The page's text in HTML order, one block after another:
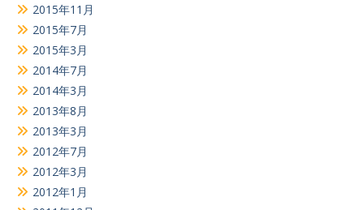
2015年11月
2015年7月
2015年3月
2014年7月
2014年3月
2013年8月
2013年3月
2012年7月
2012年3月
2012年1月